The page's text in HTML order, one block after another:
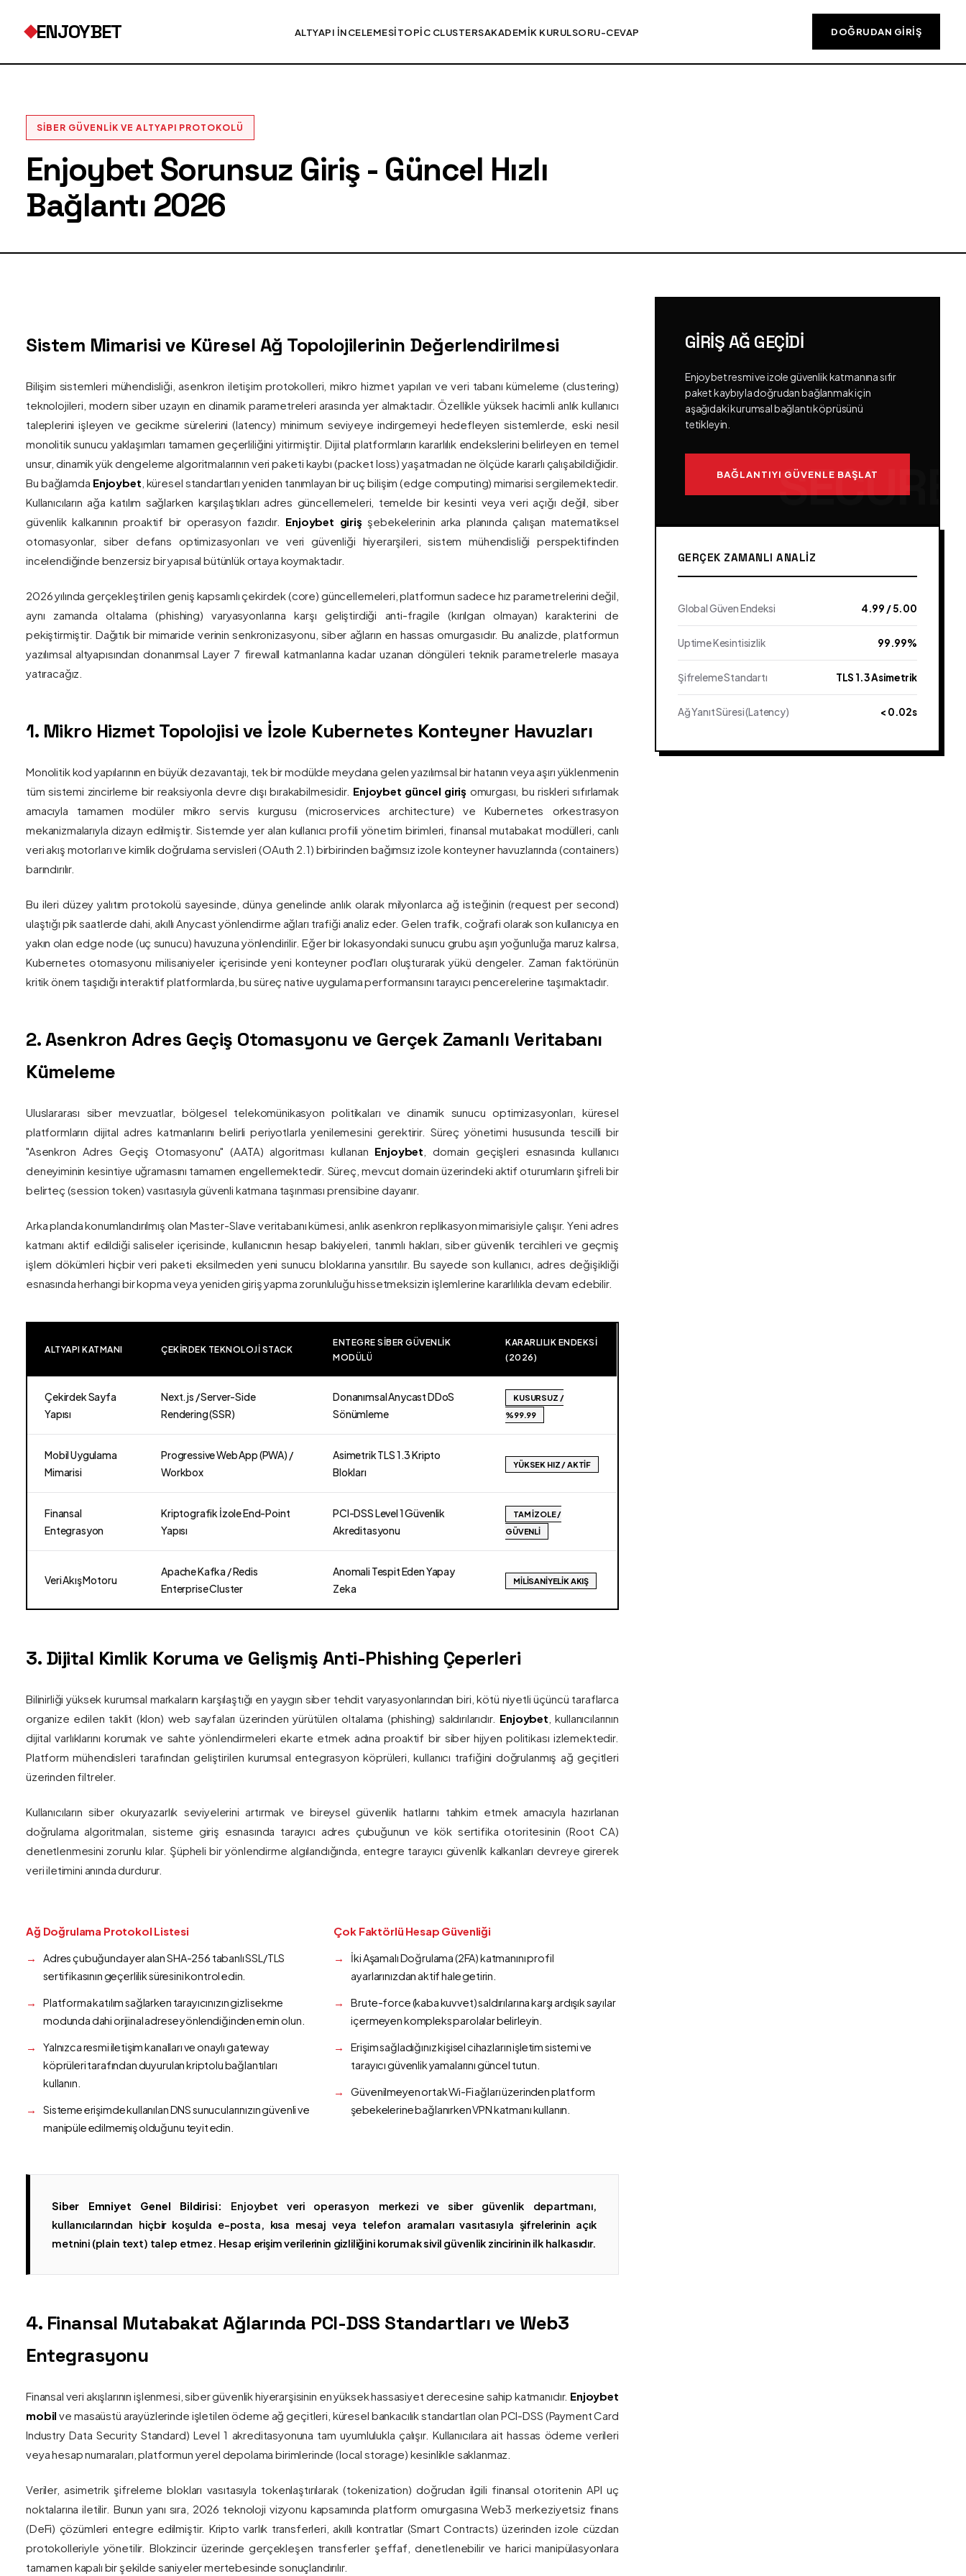
ENJOYBET ALTYAPI İNCELEMESITOPIC CLUSTERSAKADEMIK KURULSORU-CEVAP DOĞRUDAN GIRIŞ
SIBER GÜVENLIK VE ALTYAPI PROTOKOLÜ
Enjoybet Sorunsuz Giriş - Güncel Hızlı
Bağlantı 2026
Sistem Mimarisi ve Küresel Ağ Topolojilerinin Değerlendirilmesi
Bilişim sistemleri mühendisliği, asenkron iletişim protokolleri, mikro hizmet yapıları ve veri tabanı kümeleme (clustering)
teknolojileri, modern siber uzayın en dinamik parametreleri arasında yer almaktadır. Özellikle yüksek hacimli anlık kullanıcı
taleplerini işleyen ve gecikme sürelerini (latency) minimum seviyeye indirgemeyi hedefleyen sistemlerde, eski nesil
monolitik sunucu yaklaşımları tamamen geçerliliğini yitirmiştir. Dijital platformların kararlılık endekslerini belirleyen en temel
unsur, dinamik yük dengeleme algoritmalarının veri paketi kaybı (packet loss) yaşatmadan ne ölçüde kararlı çalışabildiğidir.
Bu bağlamda Enjoybet , küresel standartları yeniden tanımlayan bir uç bilişim (edge computing) mimarisi sergilemektedir.
Kullanıcıların ağa katılım sağlarken karşılaştıkları adres güncellemeleri, temelde bir kesinti veya veri açığı değil, siber
güvenlik kalkanının proaktif bir operasyon fazıdır. Enjoybet giriş şebekelerinin arka planında çalışan matematiksel
otomasyonlar, siber defans optimizasyonları ve veri güvenliği hiyerarşileri, sistem mühendisliği perspektifinden
incelendiğinde benzersiz bir yapısal bütünlük ortaya koymaktadır.
2026 yılında gerçekleştirilen geniş kapsamlı çekirdek (core) güncellemeleri, platformun sadece hız parametrelerini değil,
aynı zamanda oltalama (phishing) varyasyonlarına karşı geliştirdiği anti-fragile (kırılgan olmayan) karakterini de
pekiştirmiştir. Dağıtık bir mimaride verinin senkronizasyonu, siber ağların en hassas omurgasıdır. Bu analizde, platformun
yazılımsal altyapısından donanımsal Layer 7 firewall katmanlarına kadar uzanan döngüleri teknik parametrelerle masaya
yatıracağız.
1. Mikro Hizmet Topolojisi ve İzole Kubernetes Konteyner Havuzları
Monolitik kod yapılarının en büyük dezavantajı, tek bir modülde meydana gelen yazılımsal bir hatanın veya aşırı yüklenmenin
tüm sistemi zincirleme bir reaksiyonla devre dışı bırakabilmesidir. Enjoybet güncel giriş omurgası, bu riskleri sıfırlamak
amacıyla tamamen modüler mikro servis kurgusu (microservices architecture) ve Kubernetes orkestrasyon
mekanizmalarıyla dizayn edilmiştir. Sistemde yer alan kullanıcı profili yönetim birimleri, finansal mutabakat modülleri, canlı
veri akış motorları ve kimlik doğrulama servisleri (OAuth 2.1) birbirinden bağımsız izole konteyner havuzlarında (containers)
barındırılır.
Bu ileri düzey yalıtım protokolü sayesinde, dünya genelinde anlık olarak milyonlarca ağ isteğinin (request per second)
ulaştığı pik saatlerde dahi, akıllı Anycast yönlendirme ağları trafiği analiz eder. Gelen trafik, coğrafi olarak son kullanıcıya en
yakın olan edge node (uç sunucu) havuzuna yönlendirilir. Eğer bir lokasyondaki sunucu grubu aşırı yoğunluğa maruz kalırsa,
Kubernetes otomasyonu milisaniyeler içerisinde yeni konteyner pod'ları oluşturarak yükü dengeler. Zaman faktörünün
kritik önem taşıdığı interaktif platformlarda, bu süreç native uygulama performansını tarayıcı pencerelerine taşımaktadır.
2. Asenkron Adres Geçiş Otomasyonu ve Gerçek Zamanlı Veritabanı
Kümeleme
Uluslararası siber mevzuatlar, bölgesel telekomünikasyon politikaları ve dinamik sunucu optimizasyonları, küresel
platformların dijital adres katmanlarını belirli periyotlarla yenilemesini gerektirir. Süreç yönetimi hususunda tescilli bir
"Asenkron Adres Geçiş Otomasyonu" (AATA) algoritması kullanan Enjoybet , domain geçişleri esnasında kullanıcı
deneyiminin kesintiye uğramasını tamamen engellemektedir. Süreç, mevcut domain üzerindeki aktif oturumların şifreli bir
belirteç (session token) vasıtasıyla güvenli katmana taşınması prensibine dayanır.
Arka planda konumlandırılmış olan Master-Slave veritabanı kümesi, anlık asenkron replikasyon mimarisiyle çalışır. Yeni adres
katmanı aktif edildiği saliseler içerisinde, kullanıcının hesap bakiyeleri, tanımlı hakları, siber güvenlik tercihleri ve geçmiş
işlem dökümleri hiçbir veri paketi eksilmeden yeni sunucu bloklarına yansıtılır. Bu sayede son kullanıcı, adres değişikliği
esnasında herhangi bir kopma veya yeniden giriş yapma zorunluluğu hissetmeksizin işlemlerine kararlılıkla devam edebilir.
ALTYAPI KATMANI ÇEKIRDEK TEKNOLOJI STACK
ENTEGRE SIBER GÜVENLIK
MODÜLÜ
KARARLILIK ENDEKSI
(2026)
Çekirdek Sayfa
Yapısı
Next.js / Server-Side
Rendering (SSR)
Donanımsal Anycast DDoS
Sönümleme
KUSURSUZ /
%99.99
Mobil Uygulama
Mimarisi
Progressive Web App (PWA) /
Workbox
Asimetrik TLS 1.3 Kripto
Blokları
YÜKSEK HIZ / AKTIF
Finansal
Entegrasyon
Kriptografik İzole End-Point
Yapısı
PCI-DSS Level 1 Güvenlik
Akreditasyonu
TAM İZOLE /
GÜVENLI
Veri Akış Motoru
Apache Kafka / Redis
Enterprise Cluster
Anomali Tespit Eden Yapay
Zeka
MILISANIYELIK AKIŞ
3. Dijital Kimlik Koruma ve Gelişmiş Anti-Phishing Çeperleri
Bilinirliği yüksek kurumsal markaların karşılaştığı en yaygın siber tehdit varyasyonlarından biri, kötü niyetli üçüncü taraflarca
organize edilen taklit (klon) web sayfaları üzerinden yürütülen oltalama (phishing) saldırılarıdır. Enjoybet , kullanıcılarının
dijital varlıklarını korumak ve sahte yönlendirmeleri ekarte etmek adına proaktif bir siber hijyen politikası izlemektedir.
Platform mühendisleri tarafından geliştirilen kurumsal entegrasyon köprüleri, kullanıcı trafiğini doğrulanmış ağ geçitleri
üzerinden filtreler.
Kullanıcıların siber okuryazarlık seviyelerini artırmak ve bireysel güvenlik hatlarını tahkim etmek amacıyla hazırlanan
doğrulama algoritmaları, sisteme giriş esnasında tarayıcı adres çubuğunun ve kök sertifika otoritesinin (Root CA)
denetlenmesini zorunlu kılar. Şüpheli bir yönlendirme algılandığında, entegre tarayıcı güvenlik kalkanları devreye girerek
veri iletimini anında durdurur.
Ağ Doğrulama Protokol Listesi
Adres çubuğunda yer alan SHA-256 tabanlı SSL/TLS
sertifikasının geçerlilik süresini kontrol edin.
Platforma katılım sağlarken tarayıcınızın gizli sekme
modunda dahi orijinal adrese yönlendiğinden emin olun.
Yalnızca resmi iletişim kanalları ve onaylı gateway
köprüleri tarafından duyurulan kriptolu bağlantıları
kullanın.
Sisteme erişimde kullanılan DNS sunucularınızın güvenli ve
manipüle edilmemiş olduğunu teyit edin.
Çok Faktörlü Hesap Güvenliği
İki Aşamalı Doğrulama (2FA) katmanını profil
ayarlarınızdan aktif hale getirin.
Brute-force (kaba kuvvet) saldırılarına karşı ardışık sayılar
içermeyen kompleks parolalar belirleyin.
Erişim sağladığınız kişisel cihazların işletim sistemi ve
tarayıcı güvenlik yamalarını güncel tutun.
Güvenilmeyen ortak Wi-Fi ağları üzerinden platform
şebekelerine bağlanırken VPN katmanı kullanın.
Siber Emniyet Genel Bildirisi: Enjoybet veri operasyon merkezi ve siber güvenlik departmanı,
kullanıcılarından hiçbir koşulda e-posta, kısa mesaj veya telefon aramaları vasıtasıyla şifrelerinin açık
metnini (plain text) talep etmez. Hesap erişim verilerinin gizliliğini korumak sivil güvenlik zincirinin ilk halkasıdır.
4. Finansal Mutabakat Ağlarında PCI-DSS Standartları ve Web3
Entegrasyonu
Finansal veri akışlarının işlenmesi, siber güvenlik hiyerarşisinin en yüksek hassasiyet derecesine sahip katmanıdır. Enjoybet
mobil ve masaüstü arayüzlerinde işletilen ödeme ağ geçitleri, küresel bankacılık standartları olan PCI-DSS (Payment Card
Industry Data Security Standard) Level 1 akreditasyonuna tam uyumlulukla çalışır. Kullanıcılara ait hassas ödeme verileri
veya hesap numaraları, platformun yerel depolama birimlerinde (local storage) kesinlikle saklanmaz.
Veriler, asimetrik şifreleme blokları vasıtasıyla tokenlaştırılarak (tokenization) doğrudan ilgili finansal otoritenin API uç
noktalarına iletilir. Bunun yanı sıra, 2026 teknoloji vizyonu kapsamında platform omurgasına Web3 merkeziyetsiz finans
(DeFi) çözümleri entegre edilmiştir. Kripto varlık transferleri, akıllı kontratlar (Smart Contracts) üzerinden izole cüzdan
protokolleriyle yönetilir. Blokzincir üzerinde gerçekleşen transferler şeffaf, denetlenebilir ve harici manipülasyonlara
tamamen kapalı bir şekilde saniyeler mertebesinde sonuçlandırılır.
GIRIŞ AĞ GEÇIDI
Enjoybet resmi ve izole güvenlik katmanına sıfır
paket kaybıyla doğrudan bağlanmak için
aşağıdaki kurumsal bağlantı köprüsünü
tetikleyin.
BAĞLANTIYI GÜVENLE BAŞLAT
GERÇEK ZAMANLI ANALIZ
Global Güven Endeksi 4.99 / 5.00
Uptime Kesintisizlik 99.99%
Şifreleme Standartı TLS 1.3 Asimetrik
Ağ Yanıt Süresi (Latency) < 0.02s